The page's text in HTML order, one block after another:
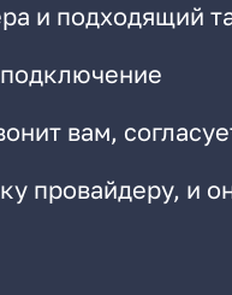
и подходящий
подключение
вам,
провайдеру, и